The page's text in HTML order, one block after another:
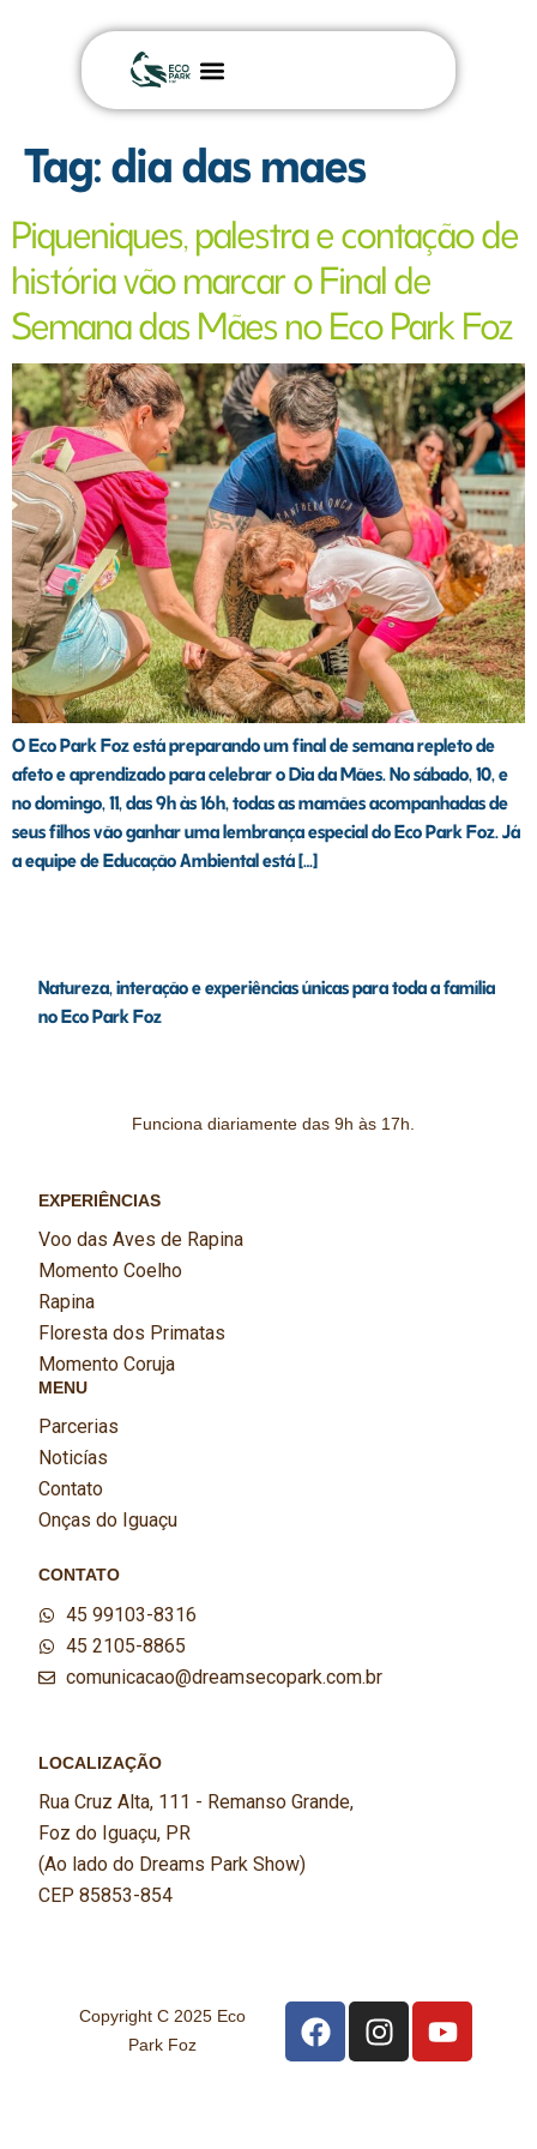
Tag:dia das maes
Piqueniques, palestra e contação de
história vão marcar o Final de
Semana das Mães no Eco Park Foz
O Eco Park Foz está preparando um final de semana repleto de
afeto e aprendizado para celebrar o Dia da Mães. No sábado, 10, e
no domingo, 11, das 9h às 16h, todas as mamães acompanhadas de
seus filhos vão ganhar uma lembrança especial do Eco Park Foz. Já
a equipe de Educação Ambiental está […]
Natureza, interação e experiências únicas para toda a família
no Eco Park Foz
Funciona diariamente das 9h às 17h.
EXPERIÊNCIAS
Voo das Aves de Rapina
Momento Coelho
Rapina
Floresta dos Primatas
Momento Coruja
MENU
Parcerias
Noticías
Contato
Onças do Iguaçu
CONTATO
45 99103-8316
45 2105-8865
comunicacao@dreamsecopark.com.br
LOCALIZAÇÃO
Rua Cruz Alta, 111 - Remanso Grande,
Foz do Iguaçu, PR
(Ao lado do Dreams Park Show)
CEP 85853-854
Copyright C 2025 Eco
Park Foz